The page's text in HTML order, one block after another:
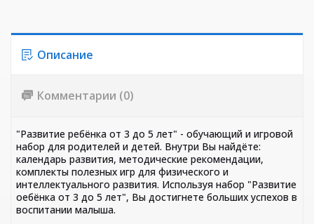
Описание
Комментарии (0)
"Развитие ребёнка от 3 до 5 лет" - обучающий и игровой
набор для родителей и детей. Внутри Вы найдёте:
календарь развития, методические рекомендации,
комплекты полезных игр для физического и
интеллектуального развития. Используя набор "Развитие
оебёнка от 3 до 5 лет", Вы достигнете больших успехов в
воспитании малыша.